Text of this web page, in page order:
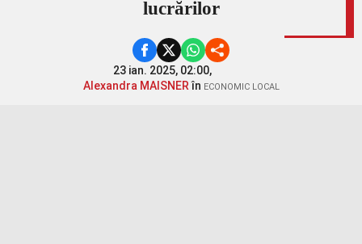
lucrărilor
23 ian. 2025, 02:00,
Alexandra MAISNERîn ECONOMIC LOCAL